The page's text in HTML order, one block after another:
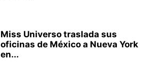
Miss Universo traslada sus
oficinas de México a Nueva York
en...